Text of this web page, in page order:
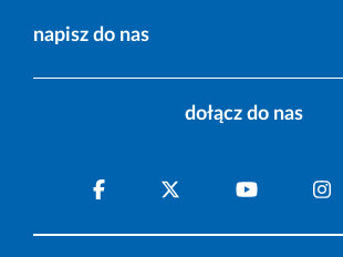
napisz do nas
dołącz do nas